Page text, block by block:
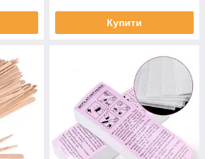
Купити